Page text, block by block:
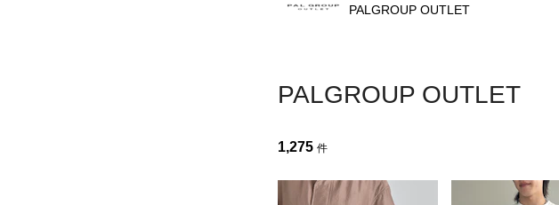
PALGROUP OUTLET
PALGROUP OUTLET
1,275 件